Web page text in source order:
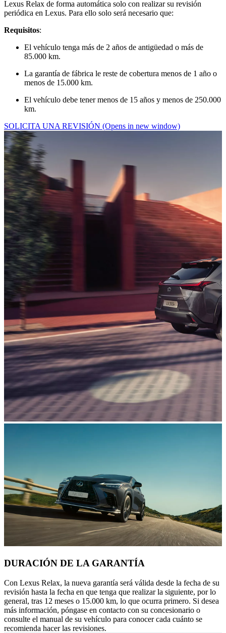
Lexus Relax de forma automática solo con realizar su revisión
periódica en Lexus. Para ello solo será necesario que:
Requisitos:
El vehículo tenga más de 2 años de antigüedad o más de
85.000 km.
La garantía de fábrica le reste de cobertura menos de 1 año o
menos de 15.000 km.
El vehículo debe tener menos de 15 años y menos de 250.000
km.
SOLICITA UNA REVISIÓN (Opens in new window)
DURACIÓN DE LA GARANTÍA
Con Lexus Relax, la nueva garantía será válida desde la fecha de su
revisión hasta la fecha en que tenga que realizar la siguiente, por lo
general, tras 12 meses o 15.000 km, lo que ocurra primero. Si desea
más información, póngase en contacto con su concesionario o
consulte el manual de su vehículo para conocer cada cuánto se
recomienda hacer las revisiones.